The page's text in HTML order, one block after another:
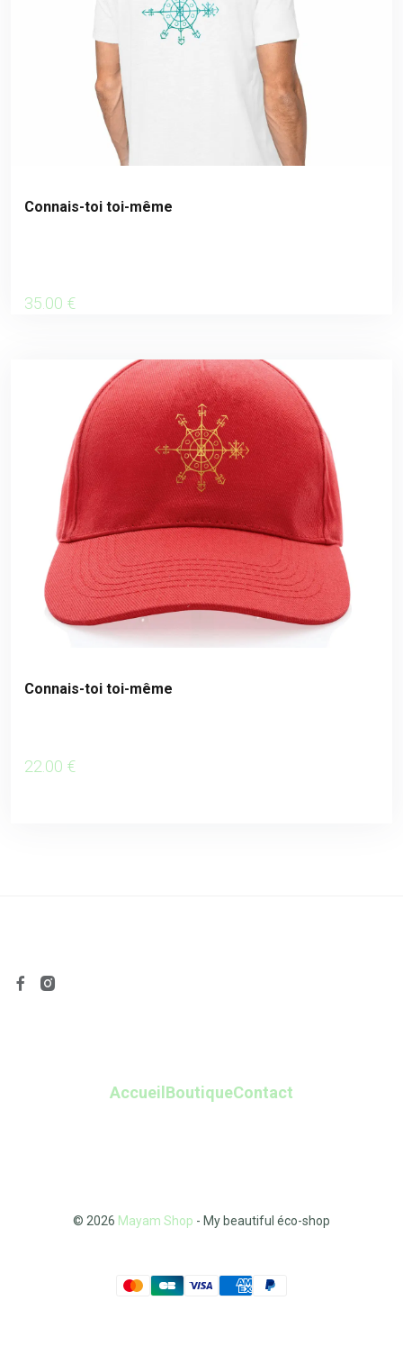
Connais-toi toi-même
35 .00 €
Connais-toi toi-même
22 .00 €
Accueil BoutiqueContact
© 2026 Mayam Shop - My beautiful éco-shop